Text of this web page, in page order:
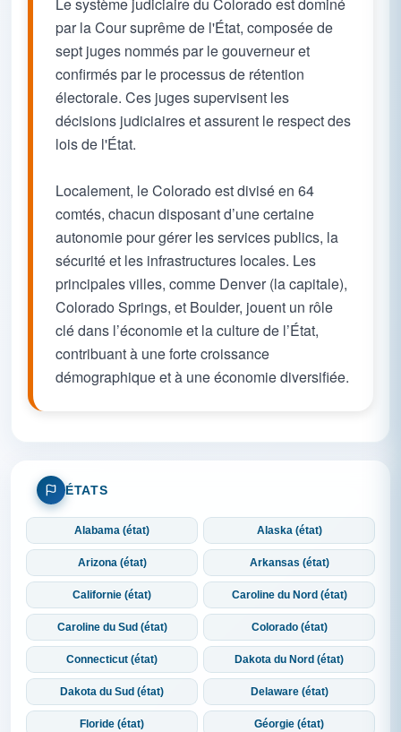
Le système judiciaire du Colorado est dominé
par la Cour suprême de l'État, composée de
sept juges nommés par le gouverneur et
confirmés par le processus de rétention
électorale. Ces juges supervisent les
décisions judiciaires et assurent le respect des
lois de l'État.
Localement, le Colorado est divisé en 64
comtés, chacun disposant d’une certaine
autonomie pour gérer les services publics, la
sécurité et les infrastructures locales. Les
principales villes, comme Denver (la capitale),
Colorado Springs, et Boulder, jouent un rôle
clé dans l’économie et la culture de l’État,
contribuant à une forte croissance
démographique et à une économie diversifiée.
ÉTATS
Alabama (état) Alaska (état)
Arizona (état) Arkansas (état)
Californie (état) Caroline du Nord (état)
Caroline du Sud (état) Colorado (état)
Connecticut (état) Dakota du Nord (état)
Dakota du Sud (état) Delaware (état)
Floride (état) Géorgie (état)